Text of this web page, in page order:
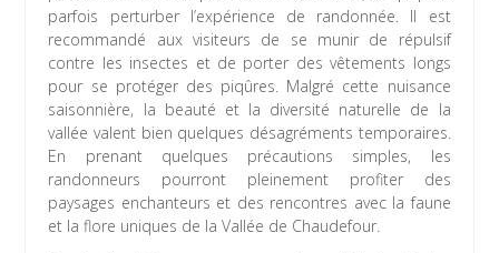
parfois perturber l’expérience de randonnée. Il est
recommandé aux visiteurs de se munir de répulsif
contre les insectes et de porter des vêtements longs
pour se protéger des piqûres. Malgré cette nuisance
saisonnière, la beauté et la diversité naturelle de la
vallée valent bien quelques désagréments temporaires.
En prenant quelques précautions simples, les
randonneurs pourront pleinement profiter des
paysages enchanteurs et des rencontres avec la faune
et la flore uniques de la Vallée de Chaudefour.